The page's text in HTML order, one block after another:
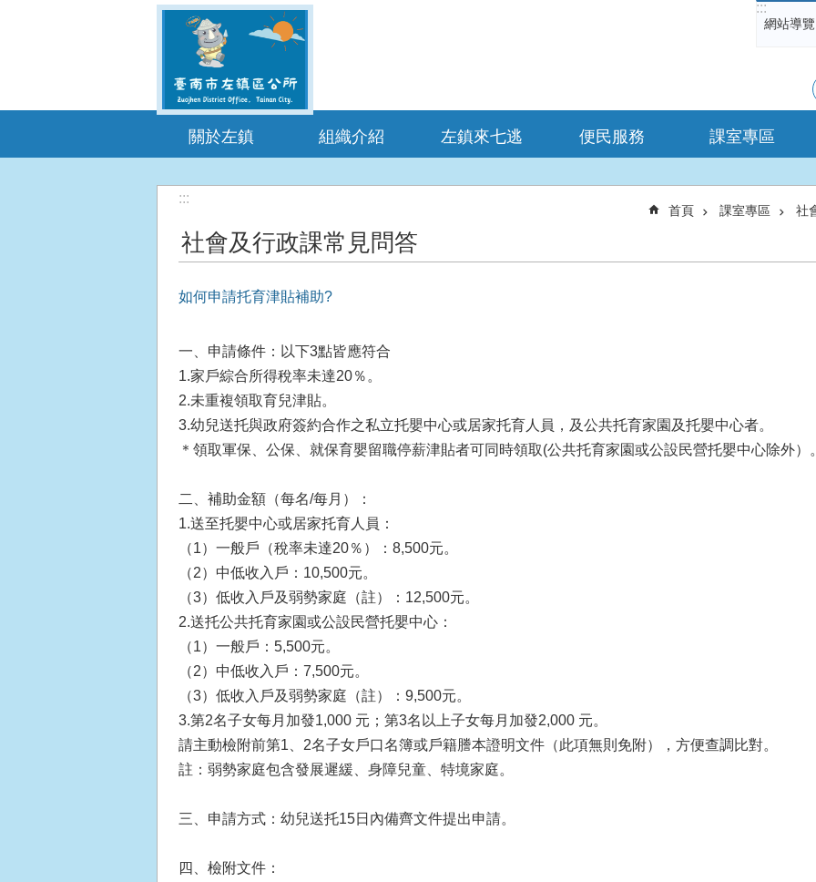
:::
網站導覽
關於左鎮 組織介紹 左鎮來七逃 便民服務 課室專區
:::
首頁 課室專區 社
社會及行政課常見問答
如何申請托育津貼補助?
一、申請條件：以下3點皆應符合
1.家戶綜合所得稅率未達20％。
2.未重複領取育兒津貼。
3.幼兒送托與政府簽約合作之私立托嬰中心或居家托育人員，及公共托育家園及托嬰中心者。
＊領取軍保、公保、就保育嬰留職停薪津貼者可同時領取(公共托育家園或公設民營托嬰中心除外）
二、補助金額（每名/每月）：
1.送至托嬰中心或居家托育人員：
（1）一般戶（稅率未達20％）：8,500元。
（2）中低收入戶：10,500元。
（3）低收入戶及弱勢家庭（註）：12,500元。
2.送托公共托育家園或公設民營托嬰中心：
（1）一般戶：5,500元。
（2）中低收入戶：7,500元。
（3）低收入戶及弱勢家庭（註）：9,500元。
3.第2名子女每月加發1,000 元；第3名以上子女每月加發2,000 元。
請主動檢附前第1、2名子女戶口名簿或戶籍謄本證明文件（此項無則免附），方便查調比對。
註：弱勢家庭包含發展遲緩、身障兒童、特境家庭。
三、申請方式：幼兒送托15日內備齊文件提出申請。
四、檢附文件：